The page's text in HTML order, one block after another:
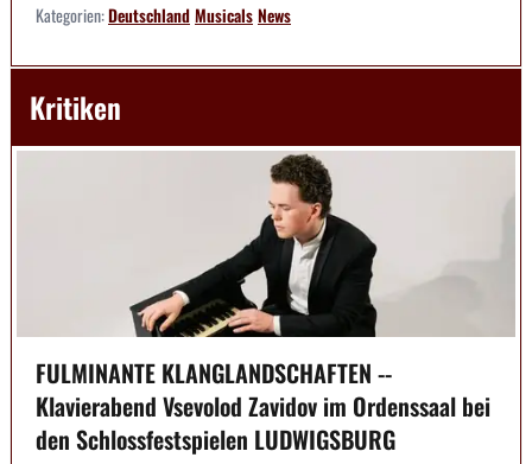
Kategorien:DeutschlandMusicalsNews
Kritiken
FULMINANTE KLANGLANDSCHAFTEN --
Klavierabend Vsevolod Zavidov im Ordenssaal bei
den Schlossfestspielen LUDWIGSBURG